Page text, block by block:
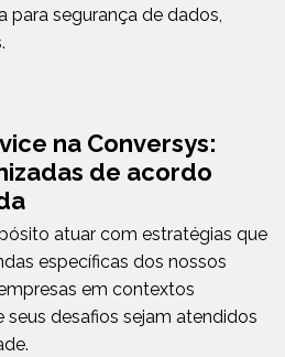
para segurança de dados,
na Conversys:
de acordo
atuar com estratégias que
específicas dos nossos
em contextos
desafios sejam atendidos